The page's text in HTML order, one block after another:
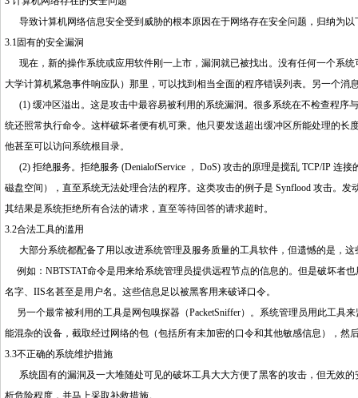
导致计算机网络信息安全受到威胁的根本原因在于网络存在安全问题，归纳为以
3.1固有的安全漏洞
现在，新的操作系统或应用软件刚一上市，漏洞就已被找出。没有任何一个系统
大学计算机紧急事件响应队）那里，可以找到相当全面的程序错误列表。另一个消
(1) 缓冲区溢出。这是攻击中最容易被利用的系统漏洞。很多系统在不检查程序
统还照常执行命令。这样破坏者便有机可乘。他只要发送超出缓冲区所能处理的
他甚至可以访问系统根目录。
(2) 拒绝服务。拒绝服务 (DenialofService ， DoS) 攻击的原理是搅乱 TCP/IP 连
磁盘空间），直至系统无法处理合法的程序。这类攻击的例子是 Synflood 攻击。
其结果是系统拒绝所有合法的请求，直至等待回答的请求超时。
3.2合法工具的滥用
大部分系统都配备了用以改进系统管理及服务质量的工具软件，但遗憾的是，
例如：NBTSTAT命令是用来给系统管理员提供远程节点的信息的。但是破坏者
名字、IIS名甚至是用户名。这些信息足以被黑客用来破译口令。
另一个最常被利用的工具是网包嗅探器（PacketSniffer）。系统管理员用此工具
能混杂的设备，截取经过网络的包（包括所有未加密的口令和其他敏感信息），然
3.3不正确的系统维护措施
系统固有的漏洞及一大堆随处可见的破坏工具大大方便了黑客的攻击，但无效
析危险程度，并马上采取补救措施。